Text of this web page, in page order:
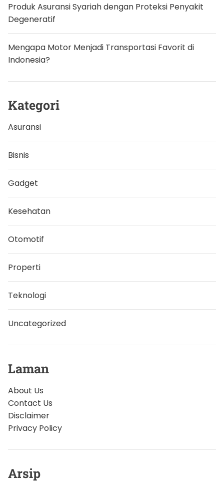
Produk Asuransi Syariah dengan Proteksi Penyakit
Degeneratif
Mengapa Motor Menjadi Transportasi Favorit di
Indonesia?
Kategori
Asuransi
Bisnis
Gadget
Kesehatan
Otomotif
Properti
Teknologi
Uncategorized
Laman
About Us
Contact Us
Disclaimer
Privacy Policy
Arsip